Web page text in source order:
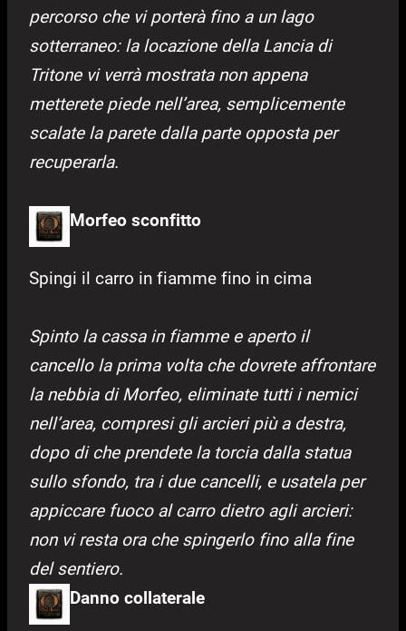
percorso che vi porterà fino a un lago
sotterraneo: la locazione della Lancia di
Tritone vi verrà mostrata non appena
metterete piede nell’area, semplicemente
scalate la parete dalla parte opposta per
recuperarla.
Morfeo sconfitto
Spingi il carro in fiamme fino in cima
Spinto la cassa in fiamme e aperto il
cancello la prima volta che dovrete affrontare
la nebbia di Morfeo, eliminate tutti i nemici
nell’area, compresi gli arcieri più a destra,
dopo di che prendete la torcia dalla statua
sullo sfondo, tra i due cancelli, e usatela per
appiccare fuoco al carro dietro agli arcieri:
non vi resta ora che spingerlo fino alla fine
del sentiero.
Danno collaterale